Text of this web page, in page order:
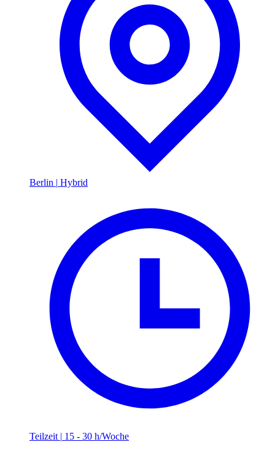
Berlin | Hybrid
Teilzeit | 15 - 30 h/Woche